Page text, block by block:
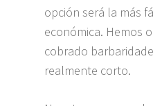
opción será la más
económica. Hemos
cobrado
realmente corto.